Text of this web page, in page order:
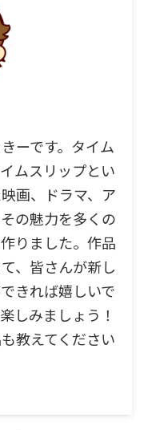
ーです。タイム
ムスリップとい
画、ドラマ、ア
の魅力を多くの
りました。作品
、皆さんが新し
きれば嬉しいで
しみましょう！
教えてください